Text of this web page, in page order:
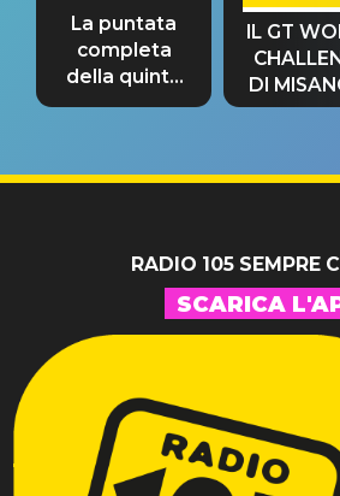
La puntata
completa
della quinta
tappa
IL GT
DI
RADIO 105 SEMPRE
SCARICA